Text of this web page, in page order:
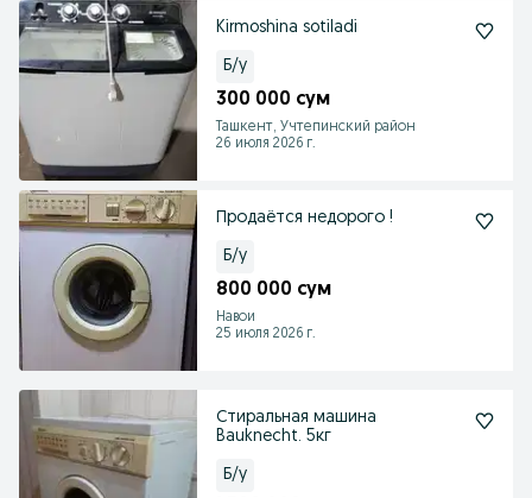
Kirmoshina sotiladi
Б/у
300 000 сум
Ташкент, Учтепинский район
26 июля 2026 г.
Продаётся недорого !
Б/у
800 000 сум
Навои
25 июля 2026 г.
Стиральная машина
Bauknecht. 5кг
Б/у